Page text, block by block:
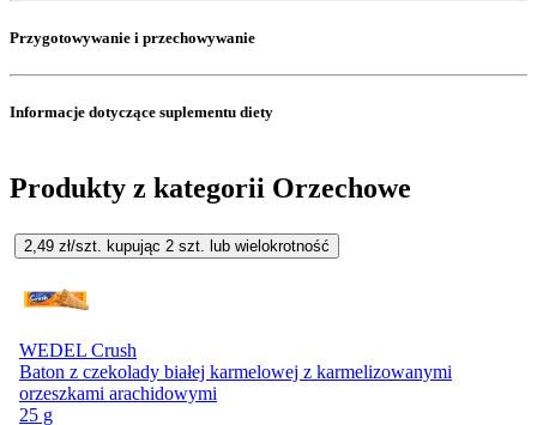
Przygotowywanie i przechowywanie
Informacje dotyczące suplementu diety
Produkty z kategorii Orzechowe
2,49 zł/szt. kupując 2 szt. lub wielokrotność
WEDEL Crush
Baton z czekolady białej karmelowej z karmelizowanymi
orzeszkami arachidowymi
25 g